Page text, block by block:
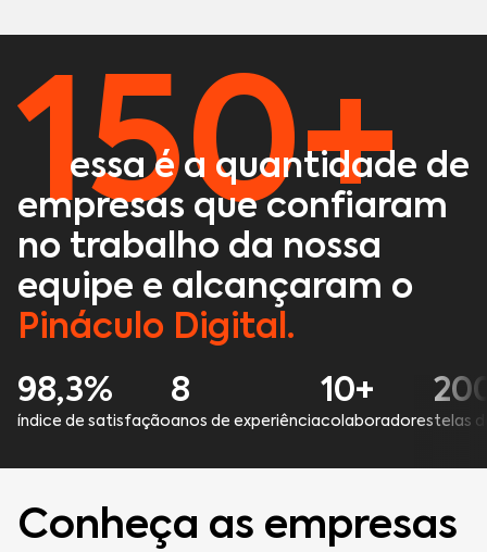
150+
essa é a quantidade de
empresas que confiaram
no trabalho da nossa
equipe e alcançaram o
Pináculo Digital.
98,3%
índice de satisfação
8
anos de experiência
10+
colaboradorestelas
Conheça as empresas